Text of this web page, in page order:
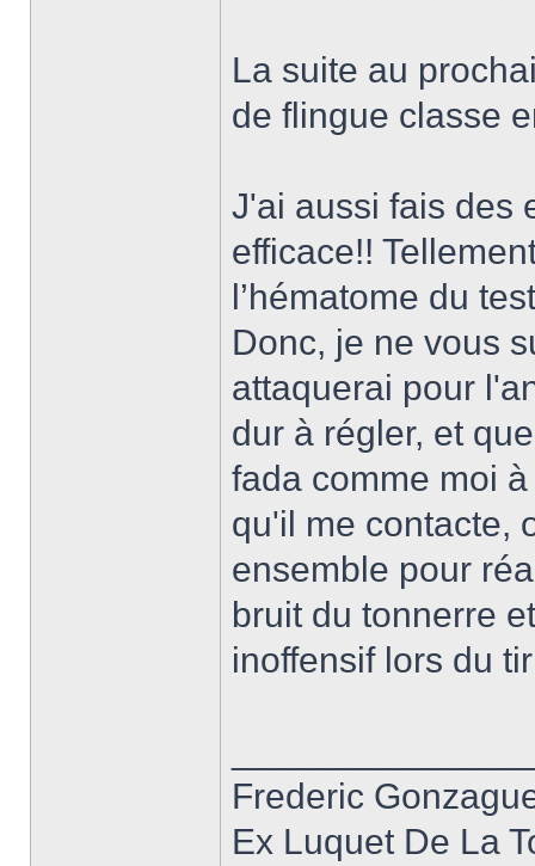
La suite au
de flingue classe
J'ai aussi fais des
efficace!!
l’hématome du
Donc, je ne vous
attaquerai pour
dur à régler, et
fada comme moi
qu'il me contacte,
ensemble pour
bruit du tonnerre
inoffensif lors du
Frederic
Ex Luquet De La